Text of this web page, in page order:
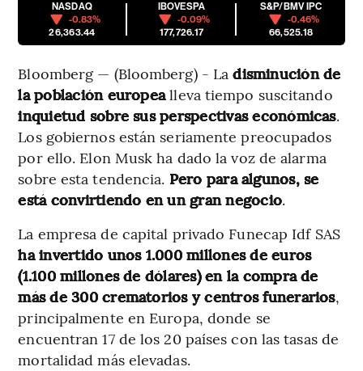
NASDAQ
-0.83%
26,363.44
IBOVESPA
-0.09%
177,726.17
S&P/BMV IPC
-0.46%
66,525.18
Bloomberg — (Bloomberg) - Ladisminución de
la población europealleva tiempo suscitando
inquietud sobre sus perspectivas económicas.
Los gobiernos están seriamente preocupados
por ello. Elon Musk ha dado la voz de alarma
sobre esta tendencia. Pero para algunos, se
está convirtiendo en un gran negocio.
La empresa de capital privado Funecap Idf SAS
ha invertido unos 1.000 millones de euros
(1.100 millones de dólares) en la compra de
más de 300 crematorios y centros funerarios,
principalmente en Europa, donde se
encuentran 17 de los 20 países con las tasas de
mortalidad más elevadas.